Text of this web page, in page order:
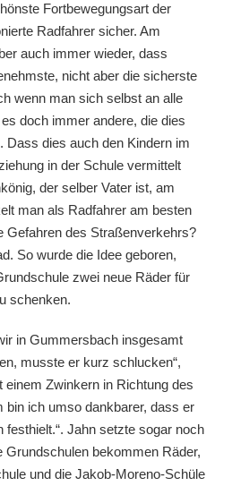
Fortbewegungsart der
Radfahrer sicher. Am
auch immer wieder, dass
nicht aber die sicherste
wenn man sich selbst an alle
doch immer andere, die dies
Dass dies auch den Kindern im
in der Schule vermittelt
der selber Vater ist, am
man als Radfahrer am besten
Gefahren des Straßenverkehrs?
So wurde die Idee geboren,
zwei neue Räder für
schenken.
in Gummersbach insgesamt
musste er kurz schlucken“,
Zwinkern in Richtung des
bin ich umso dankbarer, dass er
Jahn setzte sogar noch
Grundschulen bekommen Räder,
und die Jakob-Moreno-Schüle